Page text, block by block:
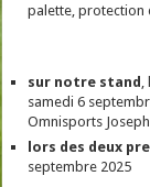
palette, protection
sur notre stand
samedi 6
Omnisports
lors des deux
septembre 2025